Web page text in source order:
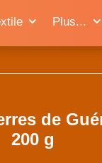
Plus...
de
200 g